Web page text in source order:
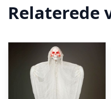
Relaterede